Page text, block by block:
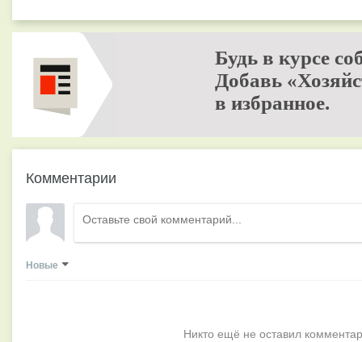
Будь в курсе
Добавь
в избранное.
Комментарии
Новые
Никто ещё не оставил